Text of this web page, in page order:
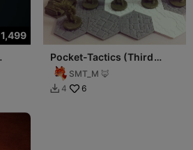
1,499
Pocket-Tactics (Third
Edition): Freespace
Privateers
SMT_M 🦊
 4 6